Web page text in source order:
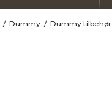
/ Dummy / Dummy tilbehør